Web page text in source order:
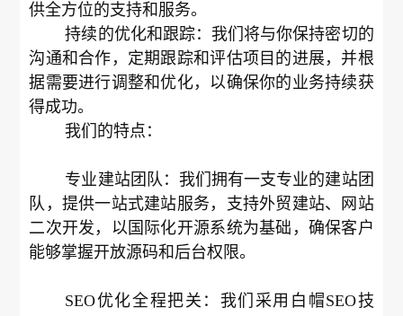
供全方位的支持和服务。
持续的优化和跟踪：我们将与你保持密切的
沟通和合作，定期跟踪和评估项目的进展，并根
据需要进行调整和优化，以确保你的业务持续获
得成功。
我们的特点：
专业建站团队：我们拥有一支专业的建站团
队，提供一站式建站服务，支持外贸建站、网站
二次开发，以国际化开源系统为基础，确保客户
能够掌握开放源码和后台权限。
SEO优化全程把关：我们采用白帽SEO技